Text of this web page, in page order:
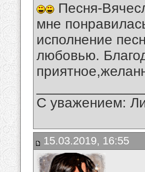
Песня-
мне
исполнение
любовью.
С уважением:
15.03.2019, 16:55